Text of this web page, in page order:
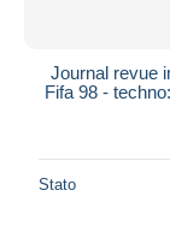
Journal revue
Fifa 98 -
Stato